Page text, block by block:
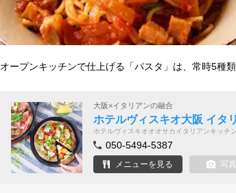
オープンキッチンで仕上げる「パスタ」は、常時5種
大阪×イタリアンの融合
ホテルヴィスキオ大阪 イタ
ホテルヴィスキオオオサカイタリアンキッチ
050-5494-5387
メニューを見る 写